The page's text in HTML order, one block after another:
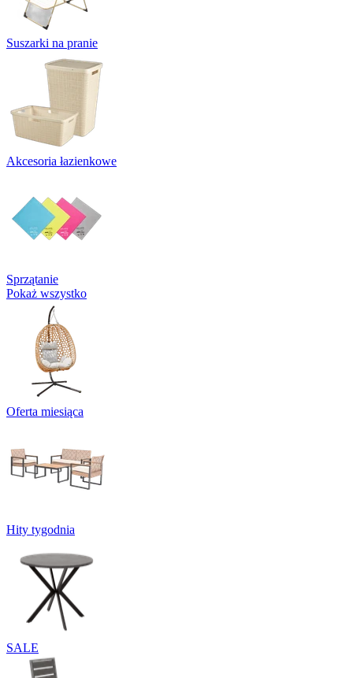
Suszarki na pranie
Akcesoria łazienkowe
Sprzątanie
Pokaż wszystko
Oferta miesiąca
Hity tygodnia
SALE